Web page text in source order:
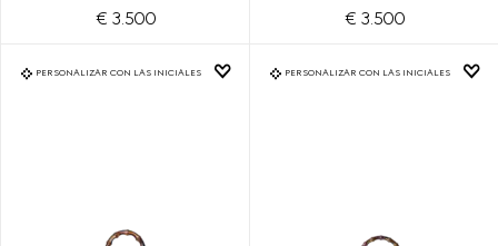
€ 3.500 € 3.500
PERSONALIZAR CON LAS INICIALES PERSONALIZAR CON LAS INICIALES